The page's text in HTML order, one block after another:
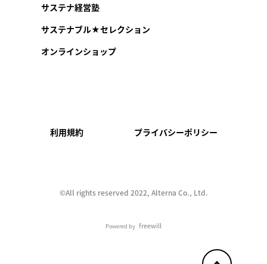
サステナ経営塾
サステナブル★セレクション
オンラインショップ
利用規約 プライバシーポリシー
©︎All rights reserved 2022, Alterna Co., Ltd.
Powered by freewill